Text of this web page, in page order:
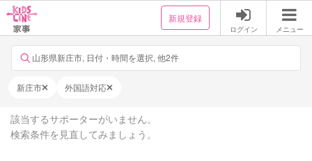
新規登録
ログイン メニュー
山形県新庄市, 日付・時間を選択, 他2件
新庄市 外国語対応
該当するサポーターがいません。
検索条件を見直してみましょう。